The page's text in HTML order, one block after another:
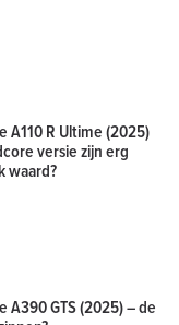
A110 R Ultime (2025)
versie zijn erg
waard?
A390 GTS (2025) – de